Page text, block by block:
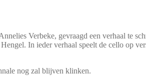
Verbeke, gevraagd een verhaal te
In ieder verhaal speelt de cello op
nog zal blijven klinken.